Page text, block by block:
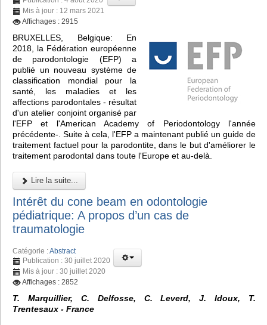
Mis à jour : 12 mars 2021
Affichages : 2915
BRUXELLES, Belgique: En
2018, la Fédération européenne
de parodontologie (EFP) a
publié un nouveau système de
classification mondial pour la
santé, les maladies et les
affections parodontales - résultat
d'un atelier conjoint organisé par
l'EFP et l'American Academy of Periodontology l'année
précédente-. Suite à cela, l'EFP a maintenant publié un guide de
traitement factuel pour la parodontite, dans le but d'améliorer le
traitement parodontal dans toute l'Europe et au-delà.
Lire la suite...
Intérêt du cone beam en odontologie
pédiatrique: A propos d’un cas de
traumatologie
Catégorie :Abstract
Publication : 30 juillet 2020
Mis à jour : 30 juillet 2020
Affichages : 2852
T. Marquillier, C. Delfosse, C. Leverd, J. Idoux, T.
Trentesaux - France